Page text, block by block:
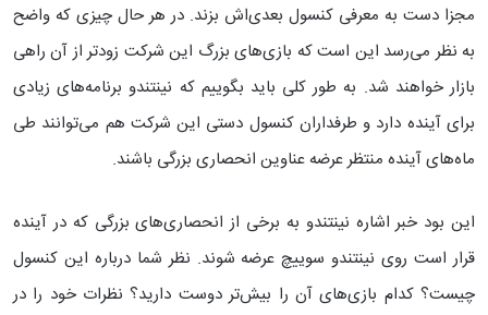
مجزا دست به معرفی کنسول بعدی‌اش بزند. در هر حال چیزی که واضح
به نظر می‌رسد این است که بازی‌های بزرگ این شرکت زودتر از آن راهی
بازار خواهند شد. به طور کلی باید بگوییم که نینتندو برنامه‌های زیادی
برای آینده دارد و طرفداران کنسول دستی این شرکت هم می‌توانند طی
ماه‌های آینده منتظر عرضه عناوین انحصاری بزرگی باشند.
این بود خبر اشاره نینتندو به برخی از انحصاری‌های بزرگی که در آینده
قرار است روی نینتندو سوییچ عرضه شوند. نظر شما درباره این کنسول
چیست؟ کدام بازی‌های آن را بیش‌تر دوست دارید؟ نظرات خود را در